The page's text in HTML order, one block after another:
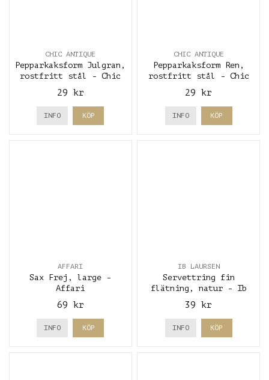
CHIC ANTIQUE
Pepparkaksform Julgran,
rostfritt stål - Chic
29 kr
INFO KÖP
CHIC ANTIQUE
Pepparkaksform Ren,
rostfritt stål - Chic
29 kr
INFO KÖP
AFFARI
Sax Frej, large -
Affari
69 kr
INFO KÖP
IB LAURSEN
Servettring fin
flätning, natur - Ib
Laursen
39 kr
INFO KÖP